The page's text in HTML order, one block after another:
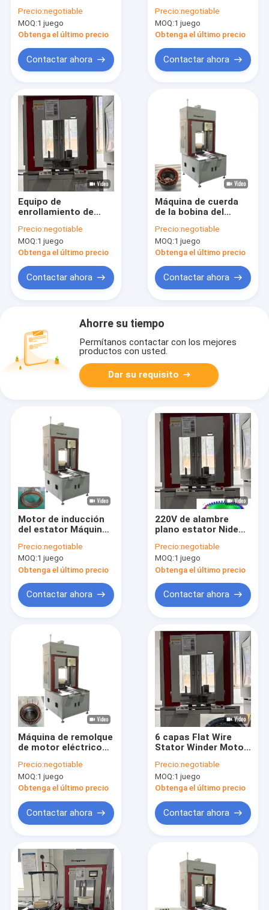
Productos
Videos
devanado
automatización 220V
Precio:negotiable
MOQ:1 juego
Obtenga el último precio
Contactar ahora
con precisión de
control de servo
Precio:negotiable
MOQ:1 juego
Obtenga el último precio
Contactar ahora
Equipo de
enrollamiento de
accionado con alta
precisión
Precio:negotiable
MOQ:1 juego
Obtenga el último precio
Contactar ahora
Máquina de cuerda
de la bobina del
servo de tres ruedas
de la línea del
estator 50KN
Precio:negotiable
MOQ:1 juego
Obtenga el último precio
Contactar ahora
Ahorre su tiempo
Permítanos contactar con los mejores
productos con usted.
Dar su requisito
Motor de inducción
del estator Máquina
Armechar 2.5KW
personalizada
Precio:negotiable
MOQ:1 juego
Obtenga el último precio
Contactar ahora
220V de alambre
plano estator Nide
de devanado
automático OEM
Precio:negotiable
MOQ:1 juego
Obtenga el último precio
Contactar ahora
Máquina de remolque
de motor eléctrico
personalizado de 140
mm línea de
ensamblaje de
Precio:negotiable
MOQ:1 juego
Obtenga el último precio
Contactar ahora
6 capas Flat Wire
Stator Winder Motor
máquina de cuerda
OEM
Precio:negotiable
MOQ:1 juego
Obtenga el último precio
Contactar ahora